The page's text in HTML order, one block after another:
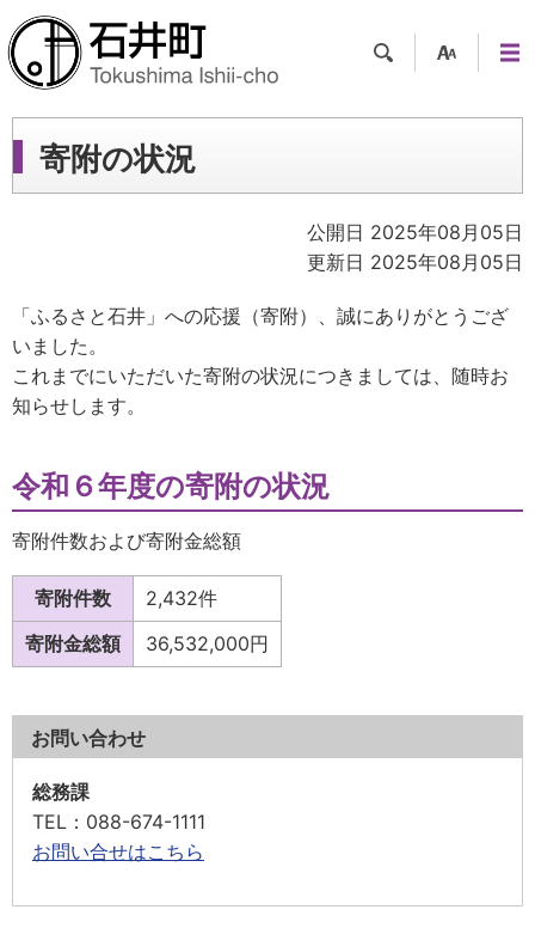
ツー
ュー
寄附の状況
公開日 2025年08月05日
更新日 2025年08月05日
「ふるさと石井」への応援（寄附）、誠にありがとうござ
いました。
これまでにいただいた寄附の状況につきましては、随時お
知らせします。
令和６年度の寄附の状況
寄附件数および寄附金総額
寄附件数
2,432件
寄附金総額
36,532,000円
お問い合わせ
総務課
TEL ：088-674-1111
お問い合せはこちら